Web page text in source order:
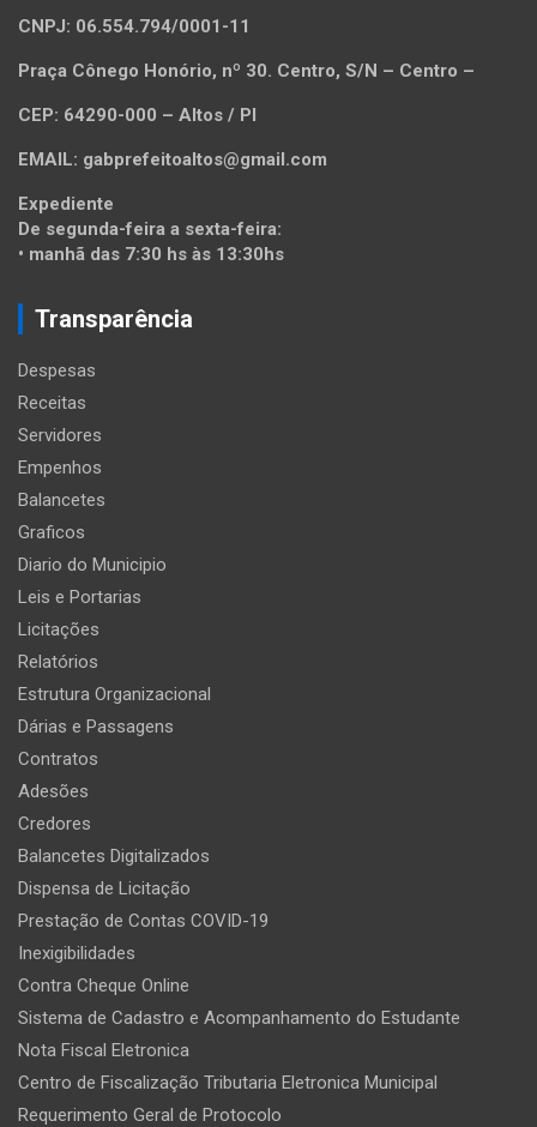
CNPJ: 06.554.794/0001-11
Praça Cônego Honório, nº 30. Centro, S/N – Centro –
CEP: 64290-000 – Altos / PI
EMAIL: gabprefeitoaltos@gmail.com
Expediente
De segunda-feira a sexta-feira:
• manhã das 7:30 hs às 13:30hs
Transparência
Despesas
Receitas
Servidores
Empenhos
Balancetes
Graficos
Diario do Municipio
Leis e Portarias
Licitações
Relatórios
Estrutura Organizacional
Dárias e Passagens
Contratos
Adesões
Credores
Balancetes Digitalizados
Dispensa de Licitação
Prestação de Contas COVID-19
Inexigibilidades
Contra Cheque Online
Sistema de Cadastro e Acompanhamento do Estudante
Nota Fiscal Eletronica
Centro de Fiscalização Tributaria Eletronica Municipal
Requerimento Geral de Protocolo